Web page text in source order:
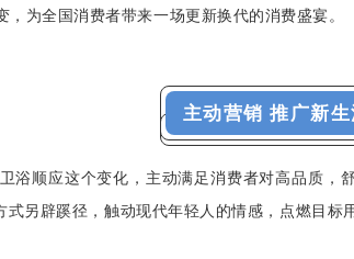
为全国消费者带来一场更新换代的消费盛宴。
主动营销 推广新
浴顺应这个变化，主动满足消费者对高品质，
式另辟蹊径，触动现代年轻人的情感，点燃目标